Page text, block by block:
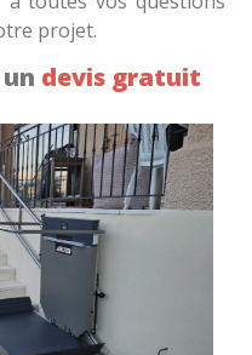
projet.
devis gratuit